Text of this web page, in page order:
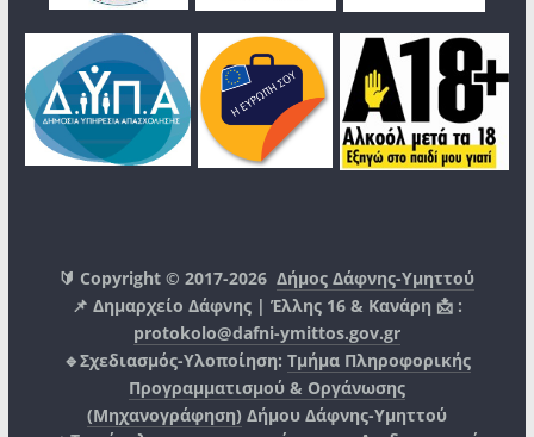
🔰 Copyright © 2017-2026Δήμος Δάφνης-Υμηττού
📌 Δημαρχείο Δάφνης | Έλλης 16 & Κανάρη 📩 :
protokolo@dafni-ymittos.gov.gr
🔹Σχεδιασμός-Υλοποίηση: Τμήμα Πληροφορικής
Προγραμματισμού & Οργάνωσης
(Μηχανογράφηση) Δήμου Δάφνης-Υμηττού